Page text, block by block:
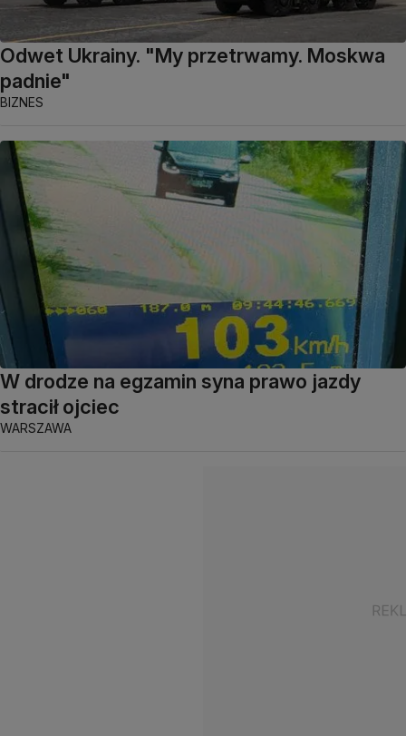
Odwet Ukrainy. "My przetrwamy. Moskwa
padnie"
BIZNES
W drodze na egzamin syna prawo jazdy
stracił ojciec
WARSZAWA